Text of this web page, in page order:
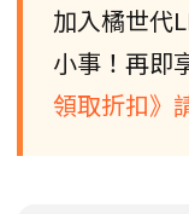
加入橘世代
小事！再即
領取折扣》